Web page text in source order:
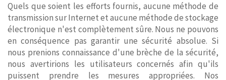
Quels que soient les efforts fournis, aucune méthode de
transmission sur Internet et aucune méthode de stockage
électronique n'est complètement sûre. Nous ne pouvons
en conséquence pas garantir une sécurité absolue. Si
nous prenions connaissance d'une brèche de la sécurité,
nous avertirions les utilisateurs concernés afin qu'ils
puissent prendre les mesures appropriées. Nos